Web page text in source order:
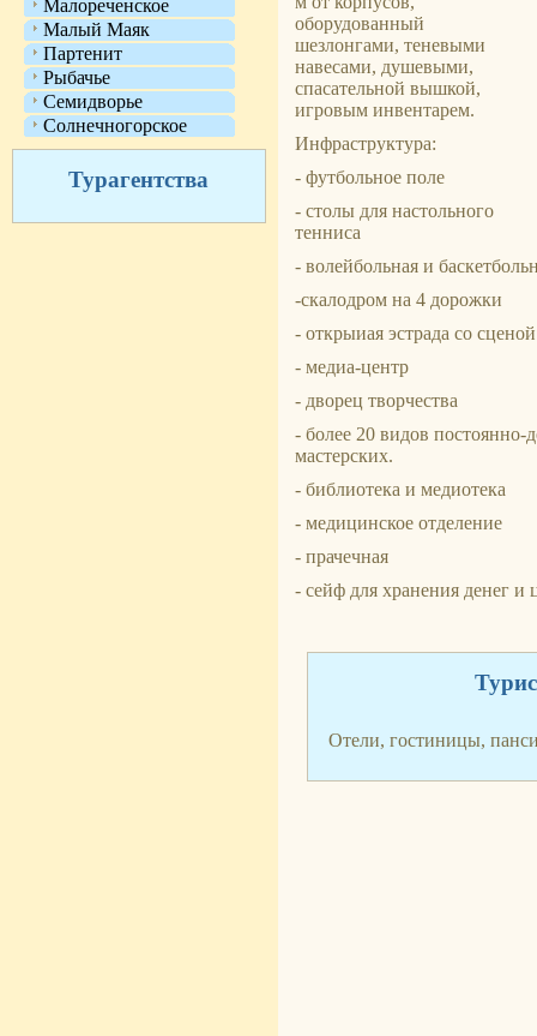
Малореченское
Малый Маяк
Партенит
Рыбачье
Семидворье
Солнечногорское
Турагентства
оборудованный
шезлонгами, теневыми
навесами, душевыми,
спасательной вышкой,
игровым инвентарем.
Инфраструктура:
- футбольное поле
- столы для настольного
тенниса
- волейбольная и
-скалодром на 4 дорожки
- открыиая эстрада со сценой
- медиа-центр
- дворец творчества
- более 20 видов
мастерских.
- библиотека и медиотека
- медицинское отделение
- прачечная
- сейф для хранения денег
Отели, гостиницы,